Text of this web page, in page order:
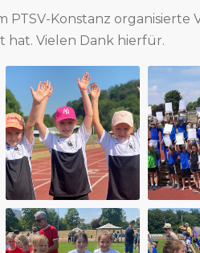
PTSV-Konstanz organisierte
hat. Vielen Dank hierfür.